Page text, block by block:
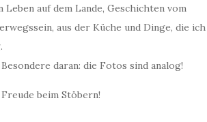
Leben auf dem Lande, Geschichten vom
aus der Küche und Dinge, die ich
Besondere daran: die Fotos sind analog!
beim Stöbern!